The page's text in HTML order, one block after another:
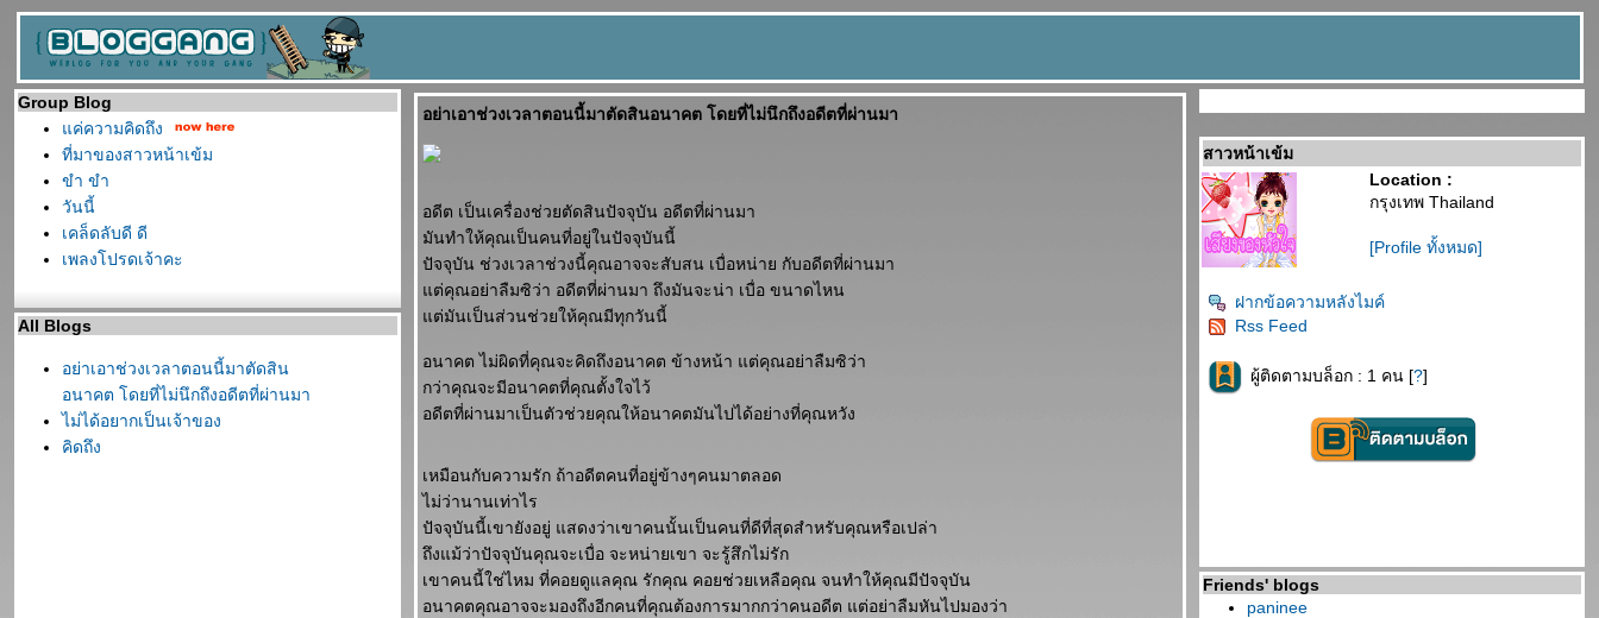
Group Blog
ค่ความคิดถึง
ที่มาของสาวหน้าเข้ม
ขำ ขำ
วันนี้
เคล็ดลับดี ดี
เพลงโปรดเจ้าคะ
All Blogs
อย่าเอาช่วงเวลาตอนนี้มาตัดสิน
อนาคต โดยที่ไม่นึกถึงอดีตที่ผ่านมา
ไม่ได้อยากเป็นเจ้าของ
คิดถึง
อย่าเอาช่วงเวลาตอนนี้มาตัดสินอนาคต โดยที่ไม่นึกถึงอดีตที่ผ่านมา
อดีต เป็นเครื่องช่วยตัดสินปัจจุบัน อดีตที่ผ่านมา
มันทำให้คุณเป็นคนที่อยู่ในปัจจุบันนี้
ปัจจุบัน ช่วงเวลาช่วงนี้คุณอาจจะสับสน เบื่อหน่าย กับอดีตที่ผ่านมา
ต่คุณอย่าลืมซิว่า อดีตที่ผ่านมา ถึงมันจะน่า เบื่อ ขนาดไหน
ต่มันเป็นส่วนช่วยให้คุณมีทุกวันนี้
อนาคต ไม่ผิดที่คุณจะคิดถึงอนาคต ข้างหน้า แต่คุณอย่าลืมซิว่า
กว่าคุณจะมีอนาคตที่คุณตั้งใจไว้
อดีตที่ผ่านมาเป็นตัวช่วยคุณให้อนาคตมันไปได้อย่างที่คุณหวัง
เหมือนกับความรัก ถ้าอดีตคนที่อยู่ข้างๆคนมาตลอด
ไม่ว่านานเท่าไร
ปัจจุบันนี้เขายังอยู่ แสดงว่าเขาคนนั้นเป็นคนที่ดีที่สุดสำหรับคุณหรือเปล่า
ถึงแม้ว่าปัจจุบันคุณจะเบื่อ จะหน่ายเขา จะรู้สึกไม่รัก
เขาคนนี้ใช่ไหม ที่คอยดูแลคุณ รักคุณ คอยช่วยเหลือคุณ จนทำให้คุณมีปัจจุบัน
อนาคตคุณอาจจะมองถึงอีกคนที่คุณต้องการมากกว่าคนอดีต แต่อย่าลืมหันไปมองว่า
สาวหน้าเข้ม
Location :
กรุงเทพ Thailand
[Profile ทั้งหมด]
ฝากข้อความหลังไมค์
Rss Feed
ผู้ติดตามบล็อก : 1 คน [?]
Friends' blogs
paninee